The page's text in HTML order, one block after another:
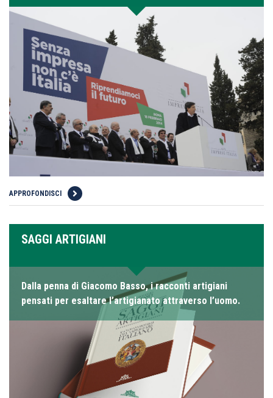
APPROFONDISCI
SAGGI ARTIGIANI
Dalla penna di Giacomo Basso, i racconti artigiani
pensati per esaltare l’artigianato attraverso l’uomo.